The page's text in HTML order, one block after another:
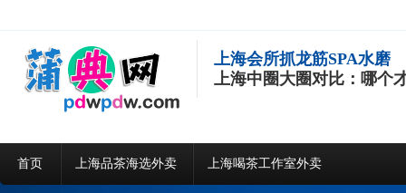
上海会所抓龙筋SPA水磨
上海中圈大圈对比：哪个
首页 上海品茶海选外卖 上海喝茶工作室外卖